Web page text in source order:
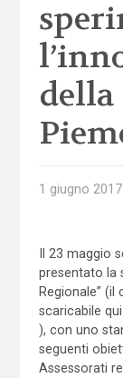
della
1 giugno 2017
Il 23 maggio
presentato la
Regionale” (il
scaricabile
), con uno
seguenti
Assessorati